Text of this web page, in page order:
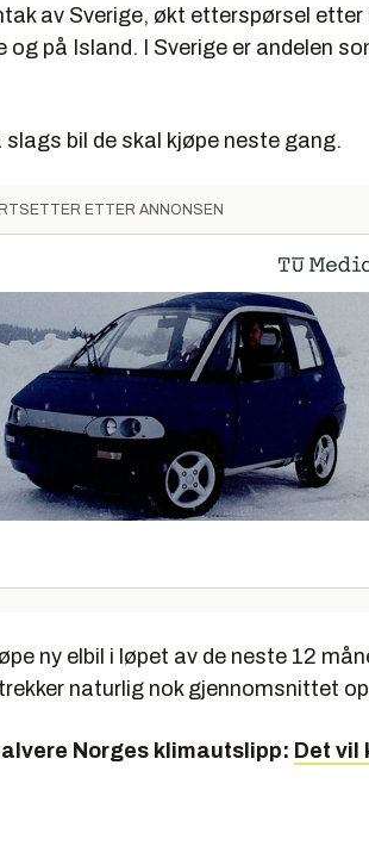
av Sverige, økt etterspørsel etter
på Island. I Sverige er andelen
slags bil de skal kjøpe neste gang.
ETTER ANNONSEN
ny elbil i løpet av de neste 12
naturlig nok gjennomsnittet
Norges klimautslipp: Det vil